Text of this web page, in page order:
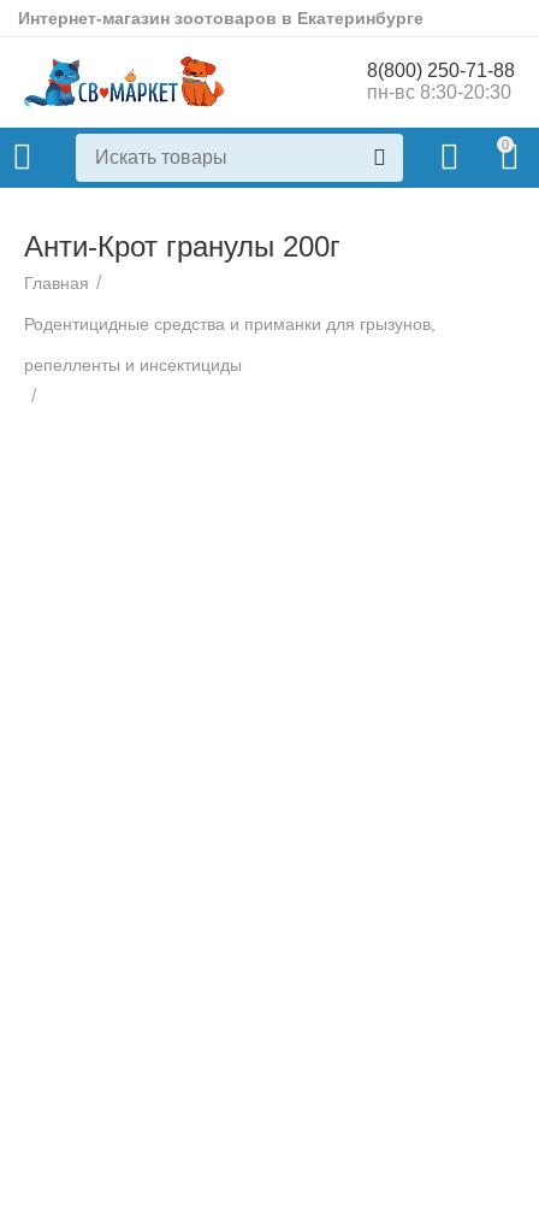
Интернет-магазин зоотоваров в Екатеринбурге
8(800) 250-71-88
пн-вс 8:30-20:30
0
Анти-Крот гранулы 200г
Главная /
Родентицидные средства и приманки для грызунов,
репелленты и инсектициды
/